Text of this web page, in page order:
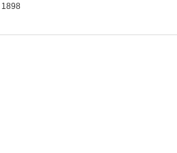
1898